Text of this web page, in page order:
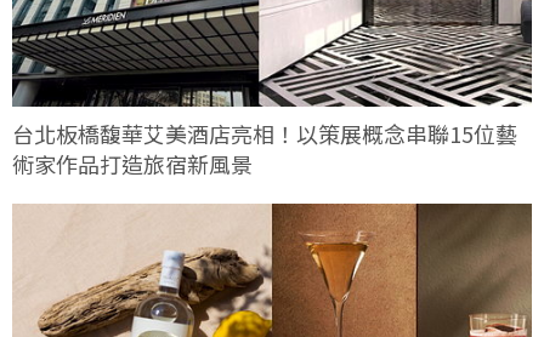
台北板橋馥華艾美酒店亮相！以策展概念串聯15位藝
術家作品打造旅宿新風景